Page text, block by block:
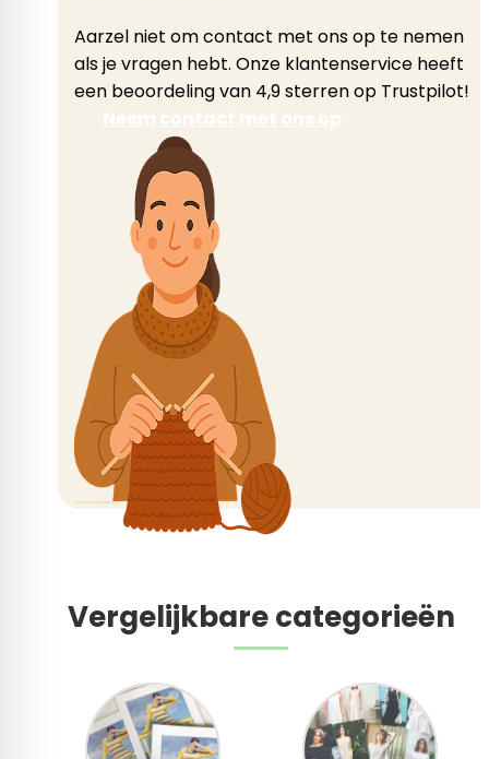
Aarzel niet om contact met ons op te nemen
als je vragen hebt. Onze klantenservice heeft
een beoordeling van 4,9 sterren op Trustpilot!
Vergelijkbare categorieën